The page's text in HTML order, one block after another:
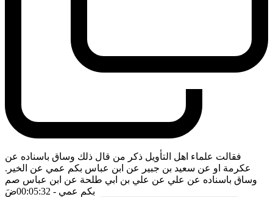
فقالت علماء اهل التأويل ذكر من قال ذلك وساق باسناده عن
عكرمة او عن سعيد بن جبير عن ابن عباس بكم عمي عن الخير.
وساق باسناده عن علي عن علي بن ابي طلحة عن ابن عباس صم
بكم عمي - 00:05:32 ضَ